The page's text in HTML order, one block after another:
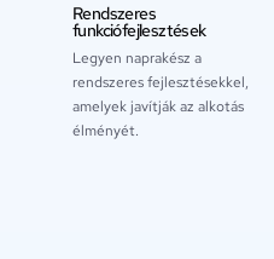
Rendszeres
funkciófejlesztések
Legyen naprakész a
rendszeres fejlesztésekkel,
amelyek javítják az alkotás
élményét.